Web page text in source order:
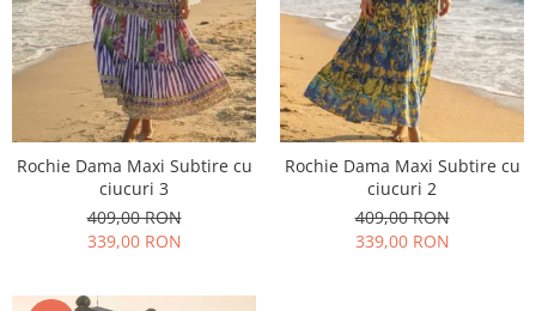
Rochie Dama Maxi Subtire cu
ciucuri 3
409,00 RON
339,00 RON
Rochie Dama Maxi Subtire cu
ciucuri 2
409,00 RON
339,00 RON